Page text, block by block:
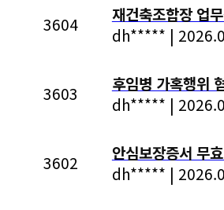
3604
재건축조합장 업
dh***** |
3603
후임병 가혹행위
dh***** |
3602
안심보장증서 무
dh***** |